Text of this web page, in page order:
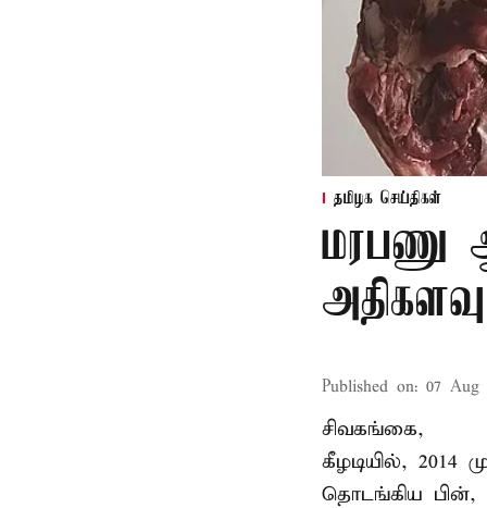
தமிழக செய்திகள்
மரபணு
Published on: 07 Aug
சிவகங்கை,
கீழடியில்,
தொடங்கிய பின்,